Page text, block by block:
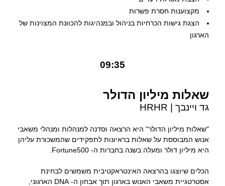
מקצוענות חסרת פשרות
הצגת גישות הכרחיות בניהול ובמנהיגות להכוונת המצוינות של
הארגון
09:35
שאלות מיליון הדולר
גד ויינבך | HRHR
"שאלות מיליון הדולר" היא הרצאה וסדנה למנהלות ומנהלי משאבי
אנוש המבוססת על שאלות בראיונות לתפקידים שהמשכורת עליהן
היא מיליון דולר ומעלה בשנה בחברות ה- Fortune500.
הכלים שיוצגו בהרצאה האינטראקטיבית משמשים לבחינת
אסטרטגיית משאבי האנוש בארגון תוך אבחון ה- DNA הארגוני,